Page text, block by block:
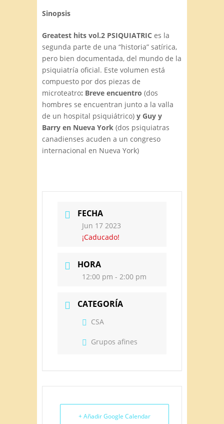
Sinopsis
Greatest hits vol.2 PSIQUIATRIC es la
segunda parte de una “historia” satírica,
pero bien documentada, del mundo de la
psiquiatría oficial. Este volumen está
compuesto por dos piezas de
microteatro: Breve encuentro (dos
hombres se encuentran junto a la valla
de un hospital psiquiátrico) y Guy y
Barry en Nueva York (dos psiquiatras
canadienses acuden a un congreso
internacional en Nueva York)
FECHA
Jun 17 2023
¡Caducado!
HORA
12:00 pm - 2:00 pm
CATEGORÍA
CSA
Grupos afines
+ Añadir Google Calendar